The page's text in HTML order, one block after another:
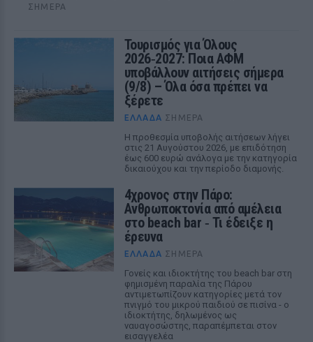
ΣΉΜΕΡΑ
Τουρισμός για Όλους
2026‑2027: Ποια ΑΦΜ
υποβάλλουν αιτήσεις σήμερα
(9/8) – Όλα όσα πρέπει να
ξέρετε
ΕΛΛΆΔΑ ΣΉΜΕΡΑ
Η προθεσμία υποβολής αιτήσεων λήγει
στις 21 Αυγούστου 2026, με επιδότηση
έως 600 ευρώ ανάλογα με την κατηγορία
δικαιούχου και την περίοδο διαμονής.
4χρονος στην Πάρο:
Ανθρωποκτονία από αμέλεια
στο beach bar ‑ Τι έδειξε η
έρευνα
ΕΛΛΆΔΑ ΣΉΜΕΡΑ
Γονείς και ιδιοκτήτης του beach bar στη
φημισμένη παραλία της Πάρου
αντιμετωπίζουν κατηγορίες μετά τον
πνιγμό του μικρού παιδιού σε πισίνα - ο
ιδιοκτήτης, δηλωμένος ως
ναυαγοσώστης, παραπέμπεται στον
εισαγγελέα